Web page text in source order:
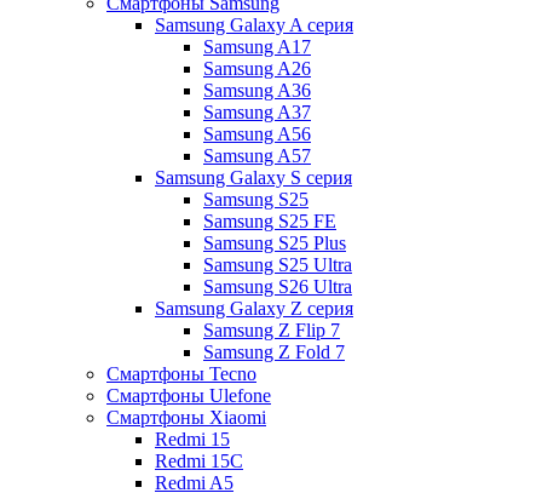
Samsung Galaxy A серия
Samsung A17
Samsung A26
Samsung A36
Samsung A37
Samsung A56
Samsung A57
Samsung Galaxy S серия
Samsung S25
Samsung S25 FE
Samsung S25 Plus
Samsung S25 Ultra
Samsung S26 Ultra
Samsung Galaxy Z серия
Samsung Z Flip 7
Samsung Z Fold 7
Смартфоны Tecno
Смартфоны Ulefone
Смартфоны Xiaomi
Redmi 15
Redmi 15C
Redmi A5